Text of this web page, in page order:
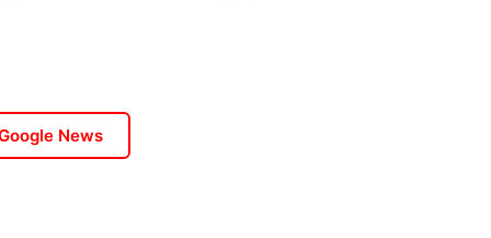
News